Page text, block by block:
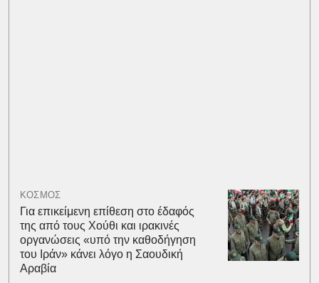
ΚΟΣΜΟΣ
Για επικείμενη επίθεση στο έδαφός
της από τους Χούθι και ιρακινές
οργανώσεις «υπό την καθοδήγηση
του Ιράν» κάνει λόγο η Σαουδική
Αραβία